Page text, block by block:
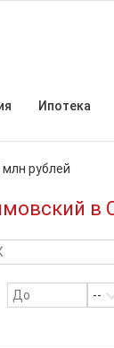
Ипотека
рублей
в
--